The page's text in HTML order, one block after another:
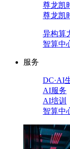
尊龙凯
尊龙凯
异构算
智算中
服务
DC·AI
AI服务
AI培训
智算中